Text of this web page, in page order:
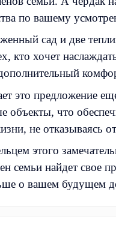
по вашему
сад и две
кто хочет
это предложение
объекты, что
не отказываясь
этого
семьи найдет свое
о вашем будущем